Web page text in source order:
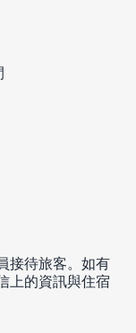
接待旅客。如有
上的資訊與住宿